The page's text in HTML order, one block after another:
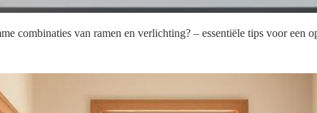
combinaties van ramen en verlichting? – essentiële tips voor een